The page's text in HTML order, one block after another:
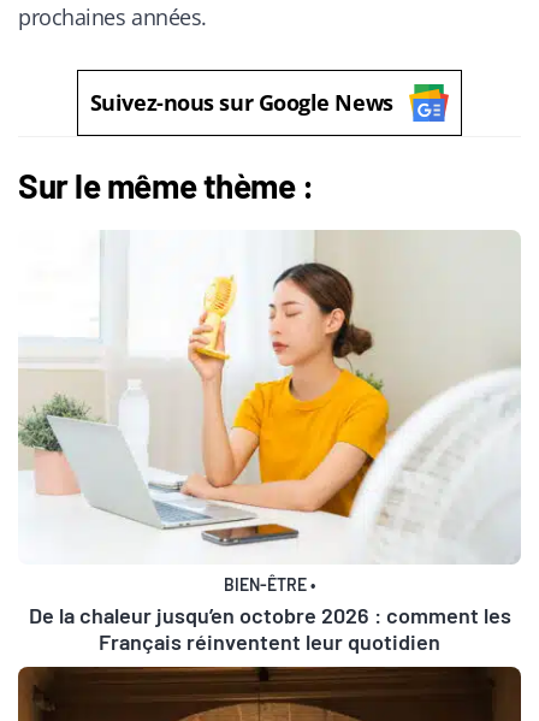
prochaines années.
Suivez-nous sur Google News
Sur le même thème :
BIEN-ÊTRE•
De la chaleur jusqu’en octobre 2026 : comment les
Français réinventent leur quotidien